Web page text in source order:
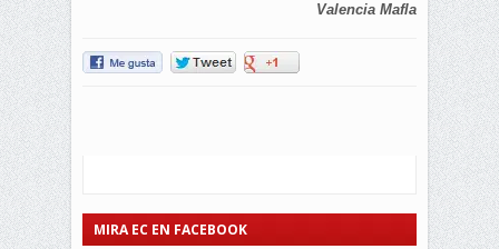
Valencia Mafla
MIRA EC EN FACEBOOK